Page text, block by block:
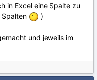
in Excel eine Spalte zu
)
und jeweils im